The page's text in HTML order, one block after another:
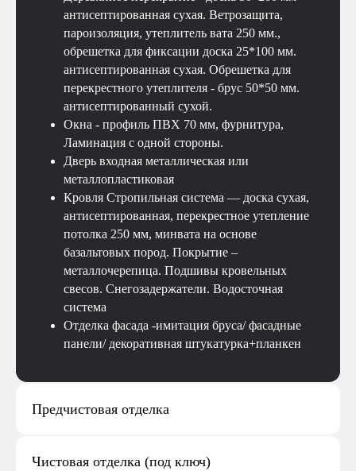
антисептированная сухая. Ветрозащита,
пароизоляция, утеплитель вата 250 мм.,
обрешетка для фиксации доска 25*100 мм.
антисептированная сухая. Обрешетка для
перекрестного утеплителя - брус 50*50 мм.
антисептированный сухой.
Окна - профиль ПВХ 70 мм, фурнитура,
Ламинация с одной стороны.
Дверь входная металлическая или
металлопластиковая
Кровля Стропильная система — доска сухая,
антисептированная, перекрестное утепление
потолка 250 мм, минвата на основе
базальтовых пород. Покрытие –
металлочерепица. Подшивы кровельных
свесов. Снегозадержатели. Водосточная
система
Отделка фасада -имитация бруса/ фасадные
панели/ декоративная штукатурка+планкен
Предчистовая отделка
Чистовая отделка (под ключ)
Смотрите также